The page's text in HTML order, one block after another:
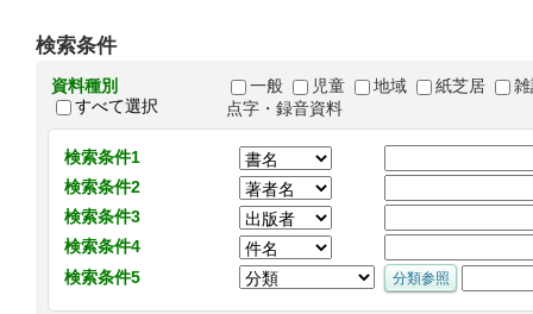
検索条件
資料種別
すべて選択
一般 児童 地域 紙芝居
点字・録音資料
検索条件1
検索条件2
検索条件3
検索条件4
検索条件5